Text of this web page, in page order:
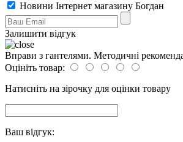
Новини Інтернет магазину Богдан
Залишити відгук
Вправи з гантелями. Методичні
Оцініть товар:
Натисніть на зірочку для оцінки товару
Ваш відгук: